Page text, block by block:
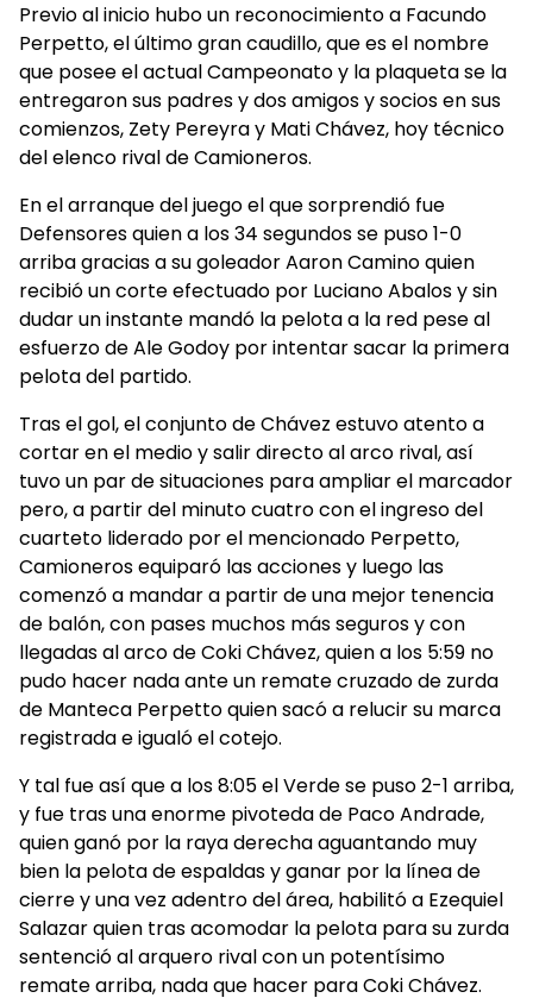
Previo al inicio hubo un reconocimiento a Facundo
Perpetto, el último gran caudillo, que es el nombre
que posee el actual Campeonato y la plaqueta se la
entregaron sus padres y dos amigos y socios en sus
comienzos, Zety Pereyra y Mati Chávez, hoy técnico
del elenco rival de Camioneros.
En el arranque del juego el que sorprendió fue
Defensores quien a los 34 segundos se puso 1-0
arriba gracias a su goleador Aaron Camino quien
recibió un corte efectuado por Luciano Abalos y sin
dudar un instante mandó la pelota a la red pese al
esfuerzo de Ale Godoy por intentar sacar la primera
pelota del partido.
Tras el gol, el conjunto de Chávez estuvo atento a
cortar en el medio y salir directo al arco rival, así
tuvo un par de situaciones para ampliar el marcador
pero, a partir del minuto cuatro con el ingreso del
cuarteto liderado por el mencionado Perpetto,
Camioneros equiparó las acciones y luego las
comenzó a mandar a partir de una mejor tenencia
de balón, con pases muchos más seguros y con
llegadas al arco de Coki Chávez, quien a los 5:59 no
pudo hacer nada ante un remate cruzado de zurda
de Manteca Perpetto quien sacó a relucir su marca
registrada e igualó el cotejo.
Y tal fue así que a los 8:05 el Verde se puso 2-1 arriba,
y fue tras una enorme pivoteda de Paco Andrade,
quien ganó por la raya derecha aguantando muy
bien la pelota de espaldas y ganar por la línea de
cierre y una vez adentro del área, habilitó a Ezequiel
Salazar quien tras acomodar la pelota para su zurda
sentenció al arquero rival con un potentísimo
remate arriba, nada que hacer para Coki Chávez.